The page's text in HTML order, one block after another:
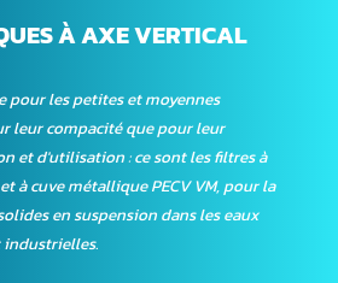
À AXE VERTICAL
les petites et moyennes
leur compacité que pour leur
et d'utilisation : ce sont les filtres à
à cuve métallique PECV VM, pour la
en suspension dans les eaux
industrielles.